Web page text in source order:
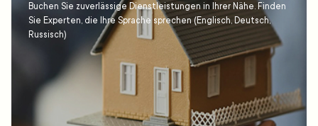
Buchen Sie zuverlässige Dienstleistungen in Ihrer Nähe. Finden
Sie Experten, die Ihre Sprache sprechen (Englisch, Deutsch,
Russisch)